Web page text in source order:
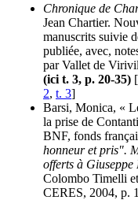
Chronique de
Jean Chartier.
manuscrits suivie
publiée, avec,
par Vallet de
(ici t. 3, p. 20-35)
2, t. 3]
Barsi, Monica, «
la prise de
BNF, fonds
honneur et pris".
offerts à Giuseppe
Colombo Timelli
CERES, 2004, p.